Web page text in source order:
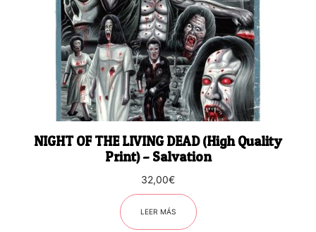
NIGHT OF THE LIVING DEAD (High Quality
Print) – Salvation
32,00€
LEER MÁS